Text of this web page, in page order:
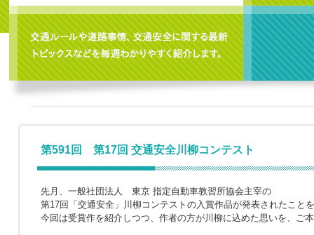
第591回 第17回 交通安全川柳コンテスト
先月、一般社団法人 東京 指定自動車教習所協会主宰の
第17回「交通安全」川柳コンテストの入賞作品が発表されたこと
今回は受賞作を紹介しつつ、作者の方が川柳に込めた思いを、ご